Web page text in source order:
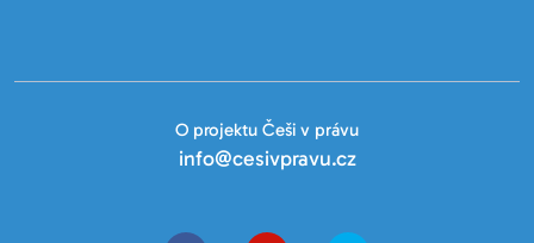
O projektu Češi v právu
info@cesivpravu.cz